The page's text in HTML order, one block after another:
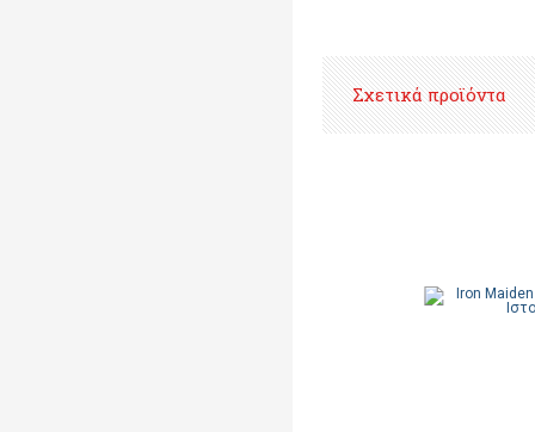
Σχετικά προϊόντα